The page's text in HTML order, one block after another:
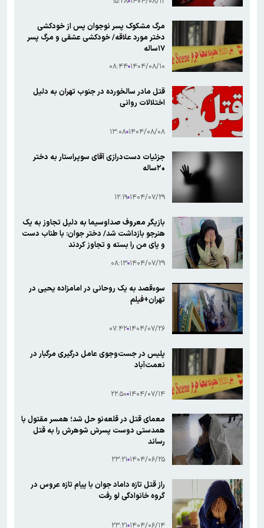
مرگ مشکوک پسر نوجوان پس از خودکشی
دختر مورد علاقه/ خودکشی عشقی و مرگ پسر
۱۷‌ساله
۱۴۰۴/۰۸/۱۰ ۰۸:۴۴
قتل مادر سالخورده در جنوب تهران به دلیل
اختلالات روانی
۱۴۰۴/۰۸/۰۸ ۱۳:۰۸
جزئیات دست‌درازی آقای سوپراستار به دختر
۲۰ساله
۱۴۰۴/۰۷/۲۹ ۱۲:۱۹
بازیگر معروف صداوسیما به دلیل تجاوز به یک
هنرجو بازداشت شد/ دختر جوان: با طناب دست
و پای من را بسته و تجاوز کردند
۱۴۰۴/۰۷/۲۹ ۰۸:۱۳
سوءقصد به یک روحانی در امامزاده یحیی در
تهران+فیلم‌
۱۴۰۴/۰۷/۲۶ ۰۷:۴۲
پلیس در جست‌وجوی عامل درگیری مرگبار در
نعمت‌آباد
۱۴۰۴/۰۷/۱۴ ۲۲:۵۰
معمای قتل در قلعه‌نو حل شد؛ همسر مقتول با
همدستی دوست پسرش شوهرش را به قتل
رساند
۱۴۰۴/۰۶/۲۵ ۲۳:۲۱
راز قتل تازه داماد جوان با پیام تازه عروس در
گروه خانوادگی لو رفت
۱۴۰۴/۰۶/۱۴ ۲۳:۲۱